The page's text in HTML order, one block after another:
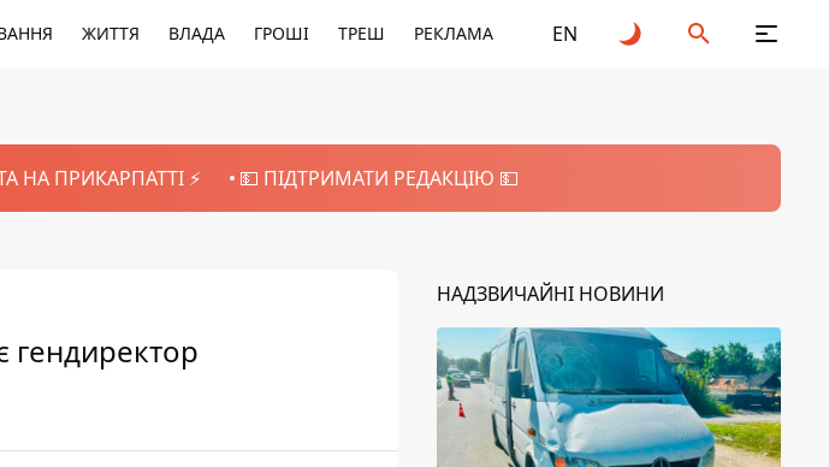
ЖИТТЯ ВЛАДА ГРОШІ ТРЕШ РЕКЛАМА EN
НА ПРИКАРПАТТІ ⚡️ 💵 ПІДТРИМАТИ РЕДАКЦІЮ 💵
гендиректор
НАДЗВИЧАЙНІ НОВИНИ